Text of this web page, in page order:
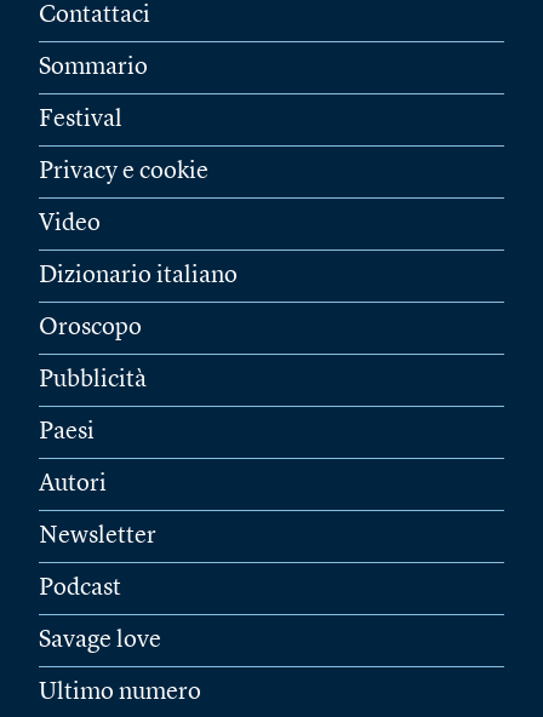
Contattaci
Sommario
Festival
Privacy e cookie
Video
Dizionario italiano
Oroscopo
Pubblicità
Paesi
Autori
Newsletter
Podcast
Savage love
Ultimo numero